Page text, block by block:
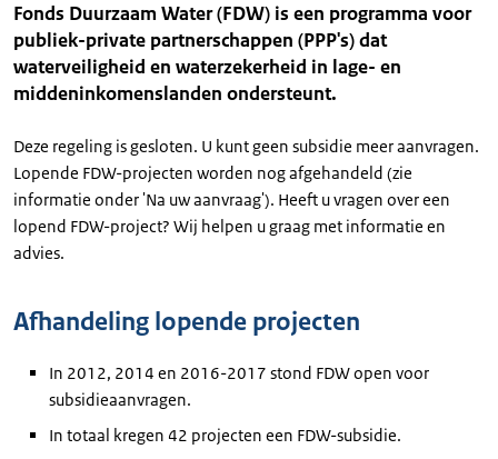
Fonds Duurzaam Water (FDW) is een programma voor
publiek-private partnerschappen (PPP's) dat
waterveiligheid en waterzekerheid in lage- en
middeninkomenslanden ondersteunt.
Deze regeling is gesloten. U kunt geen subsidie meer aanvragen.
Lopende FDW-projecten worden nog afgehandeld (zie
informatie onder 'Na uw aanvraag'). Heeft u vragen over een
lopend FDW-project? Wij helpen u graag met informatie en
advies.
Afhandeling lopende projecten
In 2012, 2014 en 2016-2017 stond FDW open voor
subsidieaanvragen.
In totaal kregen 42 projecten een FDW-subsidie.